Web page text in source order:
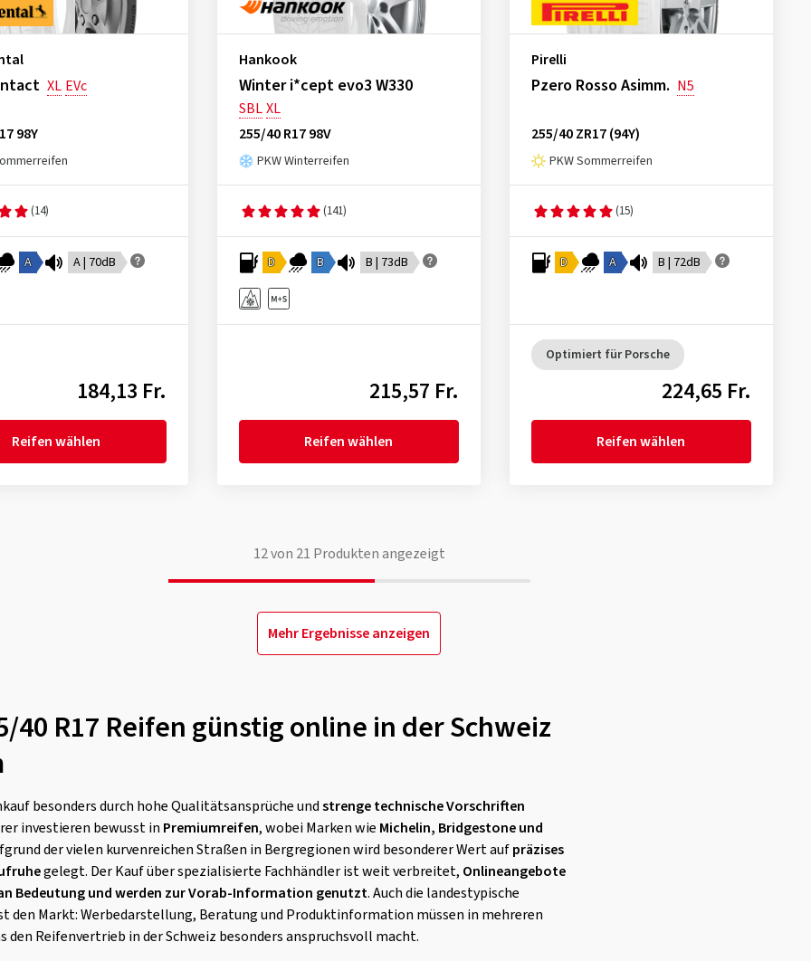
XL EVc
98Y
(14)
A A | 70dB
184,13 Fr.
Reifen wählen
Hankook
Winter i*cept evo3 W330
SBLXL
255/40 R17 98V
PKW Winterreifen
(141)
D B B | 73dB
215,57 Fr.
Reifen wählen
Pirelli
Pzero Rosso Asimm. N5
255/40 ZR17 (94Y)
PKW Sommerreifen
(15)
D A B | 72dB
Optimiert für Porsche
224,65 Fr.
Reifen wählen
12von 21 Produkten angezeigt
Mehr Ergebnisse anzeigen
40 R17 Reifen günstig online in der Schweiz
besonders durch hohe Qualitätsansprüche undstrenge technische Vorschriften
investieren bewusst in Premiumreifen, wobei Marken wie Michelin, Bridgestone und
der vielen kurvenreichen Straßen in Bergregionen wird besonderer Wert aufpräzises
gelegt. Der Kauf über spezialisierte Fachhändler ist weit verbreitet, Onlineangebote
Bedeutung und werden zur Vorab-Information genutzt. Auch die landestypische
den Markt: Werbedarstellung, Beratung und Produktinformation müssen in mehreren
den Reifenvertrieb in der Schweiz besonders anspruchsvoll macht.